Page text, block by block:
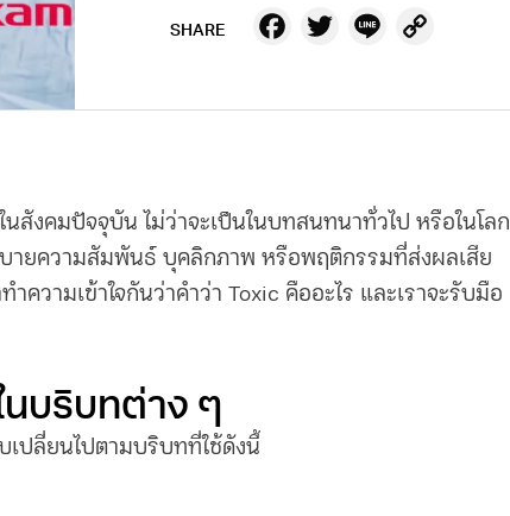
SHARE Facebook
Twitter
Line
นสังคมปัจจุบัน ไม่ว่าจะเป็นในบทสนทนาทั่วไป หรือในโลก
บายความสัมพันธ์ บุคลิกภาพ หรือพฤติกรรมที่ส่งผลเสีย
ความเข้าใจกันว่าคำว่า Toxic คืออะไร และเราจะรับมือ
นบริบทต่าง ๆ
เปลี่ยนไปตามบริบทที่ใช้ดังนี้